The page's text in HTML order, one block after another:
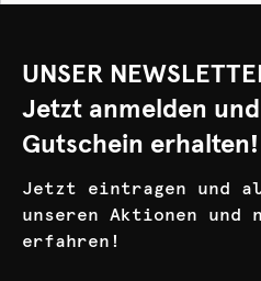
UNSER
Jetzt anmelden
Gutschein erhalten!
Jetzt eintragen und
unseren Aktionen und
erfahren!